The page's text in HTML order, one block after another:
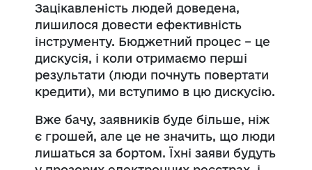
Зацікавленість людей доведена,
лишилося довести ефективність
інструменту. Бюджетний процес – це
дискусія, і коли отримаємо перші
результати (люди почнуть повертати
кредити), ми вступимо в цю дискусію.
Вже бачу, заявників буде більше, ніж
є грошей, але це не значить, що люди
лишаться за бортом. Їхні заяви будуть